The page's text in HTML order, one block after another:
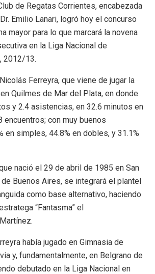
de Regatas Corrientes, encabezada
Emilio Lanari, logró hoy el concurso
mayor para lo que marcará la novena
en la Liga Nacional de
2012/13.
Ferreyra, que viene de jugar la
Quilmes de Mar del Plata, en donde
y 2.4 asistencias, en 32.6 minutos en
encuentros; con muy buenos
en simples, 44.8% en dobles, y 31.1%
nació el 29 de abril de 1985 en San
Buenos Aires, se integrará el plantel
como base alternativo, haciendo
“Fantasma” el
había jugado en Gimnasia de
y, fundamentalmente, en Belgrano de
debutado en la Liga Nacional en